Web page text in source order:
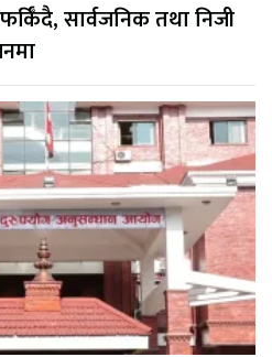
सार्वजनिक तथा निजी